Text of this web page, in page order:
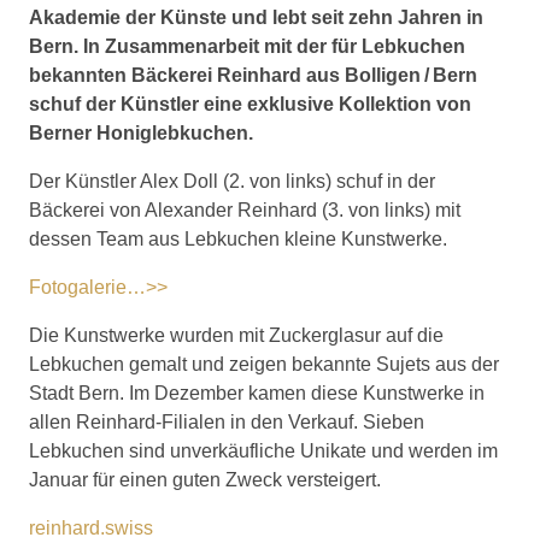
Akademie der Künste und lebt seit zehn Jahren in
Bern. In Zusammenarbeit mit der für Lebkuchen
bekannten Bäckerei Reinhard aus Bolligen / Bern
schuf der Künstler eine exklusive Kollektion von
Berner Honiglebkuchen.
Der Künstler Alex Doll (2. von links) schuf in der
Bäckerei von Alexander Reinhard (3. von links) mit
dessen Team aus Lebkuchen kleine Kunstwerke.
Fotogalerie…>>
Die Kunstwerke wurden mit Zuckerglasur auf die
Lebkuchen gemalt und zeigen bekannte Sujets aus der
Stadt Bern. Im Dezember kamen diese Kunstwerke in
allen Reinhard-Filialen in den Verkauf. Sieben
Lebkuchen sind unverkäufliche Unikate und werden im
Januar für einen guten Zweck versteigert.
reinhard.swiss